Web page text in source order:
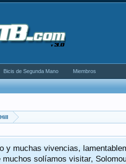
y muchas vivencias,
solíamos visitar,
Bicis de Segunda Mano Miembros